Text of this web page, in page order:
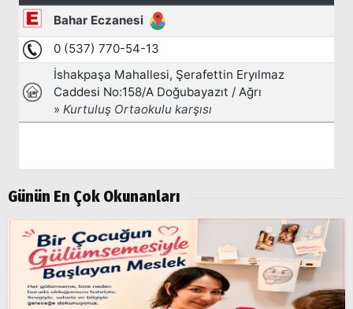
Günün En Çok Okunanları
Arama
Popüler
Aramalar:
Doğubayazıt